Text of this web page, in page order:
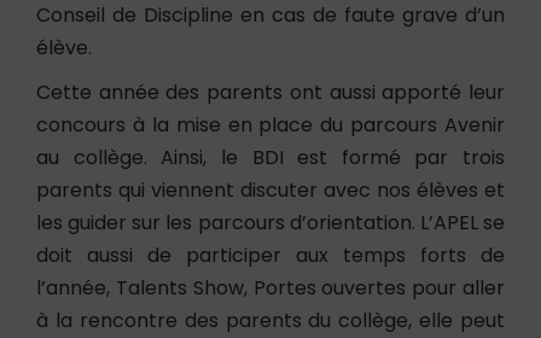
Conseil de Discipline en cas de faute grave d’un
élève.
Cette année des parents ont aussi apporté leur
concours à la mise en place du parcours Avenir
au collège. Ainsi, le BDI est formé par trois
parents qui viennent discuter avec nos élèves et
les guider sur les parcours d’orientation. L’APEL se
doit aussi de participer aux temps forts de
l’année, Talents Show, Portes ouvertes pour aller
à la rencontre des parents du collège, elle peut